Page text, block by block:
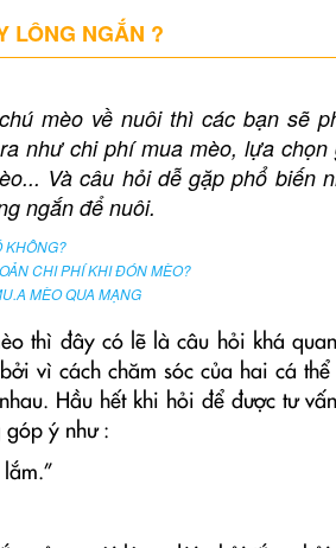
LÔNG NGẮN ?
mèo về nuôi thì các bạn sẽ
như chi phí mua mèo, lựa chọn
Và câu hỏi dễ gặp phổ biến
ngắn để nuôi.
KHÔNG?
CHI PHÍ KHI ĐÓN MÈO?
MÈO QUA MẠNG
thì đây có lẽ là câu hỏi khá
vì cách chăm sóc của hai cá
Hầu hết khi hỏi để được tư
góp ý như :